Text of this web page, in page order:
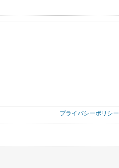
プライバシーポリシー